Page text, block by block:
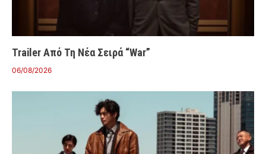
Trailer Από Τη Νέα Σειρά “War”
06/08/2026